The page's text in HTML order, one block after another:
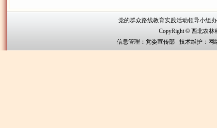
党的群众路线教育实践活动领导小组
CopyRight© 西北农林
信息管理：党委宣传部 技术维护：网